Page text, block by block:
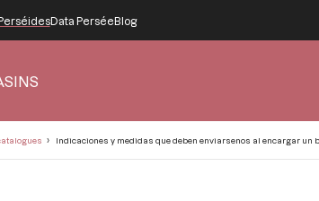
Data PerséeBlog
Indicaciones y medidas que deben enviarsenos al encargar un